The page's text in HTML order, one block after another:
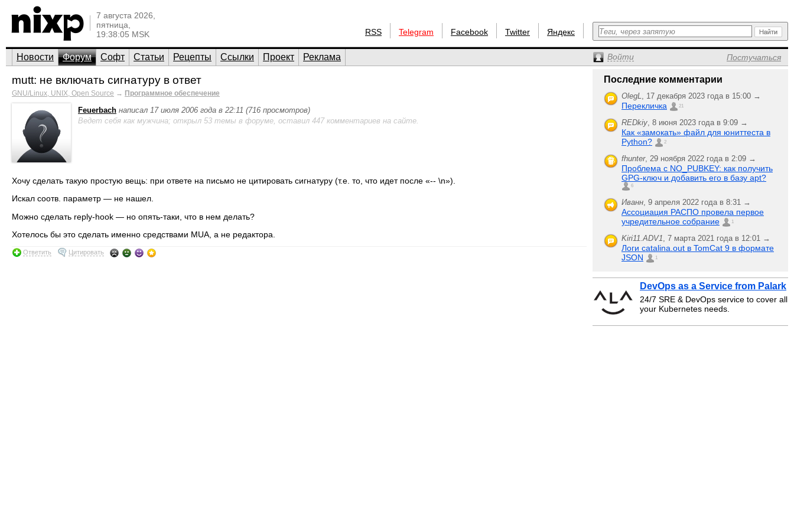
7 августа 2026,
пятница,
19:38:05 MSK
RSS Telegram Facebook Twitter Яндекс
Новости Форум Софт Статьи Рецепты Ссылки Проект Реклама Войти Постучаться
mutt: не включать сигнатуру в ответ
GNU/Linux, UNIX, Open Source → Программное обеспечение
Feuerbach написал 17 июля 2006 года в 22:11 (716 просмотров)
Ведет себя как мужчина; открыл 53 темы в форуме, оставил 447 комментариев на сайте.
Хочу сделать такую простую вещь: при ответе на письмо не цитировать сигнатуру (т.е. то, что идет после «-- \n»).
Искал соотв. параметр — не нашел.
Можно сделать reply-hook — но опять-таки, что в нем делать?
Хотелось бы это сделать именно средствами MUA, а не редактора.
Ответить Цитировать
Последние комментарии
OlegL, 17 декабря 2023 года в 15:00 →
Перекличка 21
REDkiy, 8 июня 2023 года в 9:09 →
Как «замокать» файл для юниттеста в
Python?
2
fhunter, 29 ноября 2022 года в 2:09 →
Проблема с NO_PUBKEY: как получить
GPG-ключ и добавить его в базу apt?
6
Иванн, 9 апреля 2022 года в 8:31 →
Ассоциация РАСПО провела первое
учредительное собрание
1
Kiri11.ADV1, 7 марта 2021 года в 12:01 →
Логи catalina.out в TomCat 9 в формате
JSON
1
DevOps as a Service from Palark
24/7 SRE & DevOps service to cover all
your Kubernetes needs.